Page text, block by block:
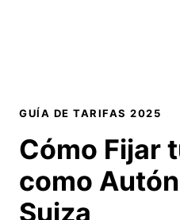
GUÍA DE TARIFAS 2025
Cómo Fijar
como
Suiza